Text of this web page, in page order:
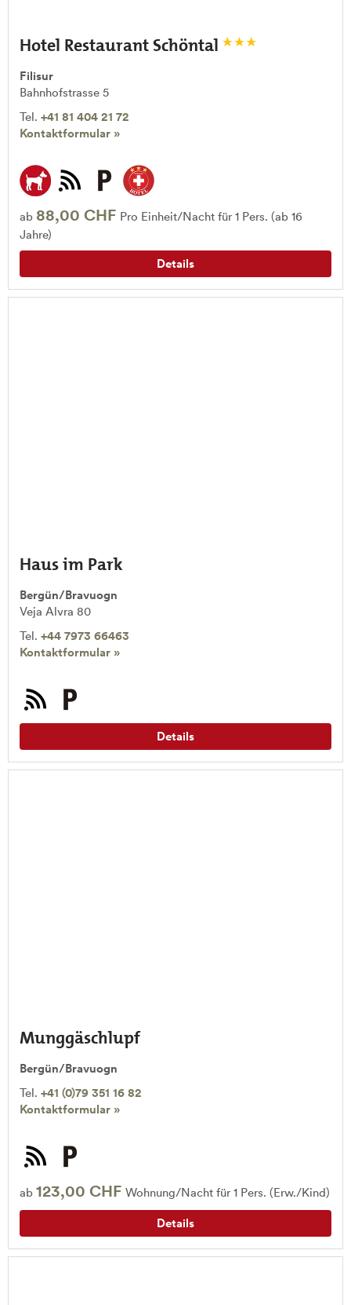
Hotel Restaurant Schöntal
Filisur
Bahnhofstrasse 5
Tel. +41 81 404 21 72
Kontaktformular »
ab 88,00 CHF Pro Einheit/Nacht für 1 Pers. (ab 16
Jahre)
Details
Haus im Park
Bergün/Bravuogn
Veja Alvra 80
Tel. +44 7973 66463
Kontaktformular »
Details
Munggäschlupf
Bergün/Bravuogn
Tel. +41 (0)79 351 16 82
Kontaktformular »
ab 123,00 CHF Wohnung/Nacht für 1 Pers. (Erw./Kind)
Details